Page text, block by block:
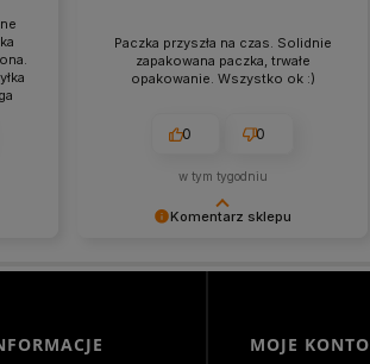
Komentarz sklepu
Cieszymy się, że zakup przeszedł
świetnym klientom. Dziękujemy raz
Paczka przyszła na czas. Solidnie
zapakowana paczka, trwałe
opakowanie. Wszystko ok :)
0 0
w tym tygodniu
MOJE KONTO